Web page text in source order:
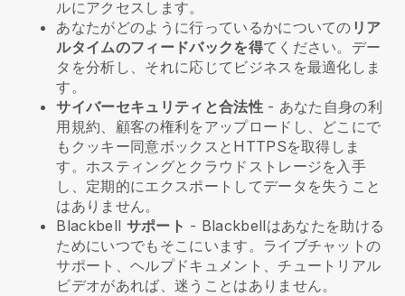
ルにアクセスします。
あなたがどのように行っているかについての リア
ルタイムのフィードバックを得てください。デー
タを分析し、それに応じてビジネスを最適化しま
す。
サイバーセキュリティと合法性- あなた自身の利
用規約、顧客の権利をアップロードし、どこにで
もクッキー同意ボックスとHTTPSを取得しま
す。ホスティングとクラウドストレージを入手
し、定期的にエクスポートしてデータを失うこと
はありません。
Blackbell サポート - Blackbellはあなたを助ける
ためにいつでもそこにいます。ライブチャットの
サポート、ヘルプドキュメント、チュートリアル
ビデオがあれば、迷うことはありません。